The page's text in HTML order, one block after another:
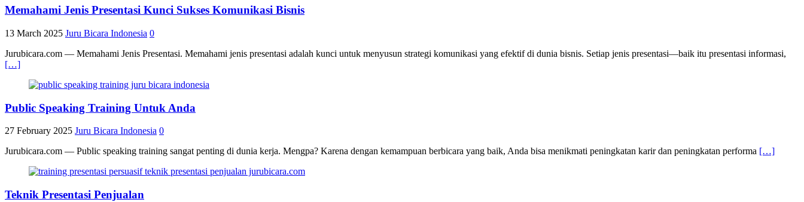
Memahami Jenis Presentasi Kunci Sukses Komunikasi Bisnis
13 March 2025 Juru Bicara Indonesia 0
Jurubicara.com — Memahami Jenis Presentasi. Memahami jenis presentasi adalah kunci untuk menyusun strategi komunikasi yang efektif di dunia bisnis. Setiap jenis presentasi—baik itu presentasi informasi,
[…]
Public Speaking Training Untuk Anda
27 February 2025 Juru Bicara Indonesia 0
Jurubicara.com — Public speaking training sangat penting di dunia kerja. Mengpa? Karena dengan kemampuan berbicara yang baik, Anda bisa menikmati peningkatan karir dan peningkatan performa […]
Teknik Presentasi Penjualan